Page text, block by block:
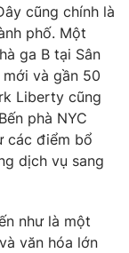
cũng chính là
phố. Một
ga B tại Sân
và gần 50
Liberty cũng
phà NYC
các điểm bổ
dịch vụ sang
như là một
văn hóa lớn